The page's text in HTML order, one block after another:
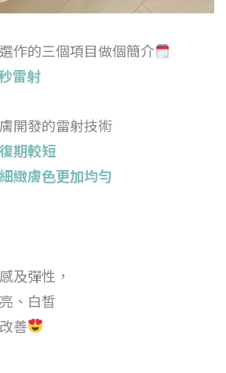
作的三個項目做個簡介
雷射
開發的雷射技術
期較短
緻膚色更加均勻
及彈性，
、白皙
善